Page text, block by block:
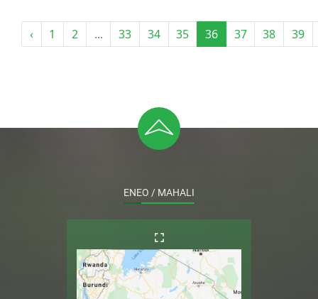
‹ 1 2 ... 33 34 35 36 37 38 39
ENEO / MAHALI